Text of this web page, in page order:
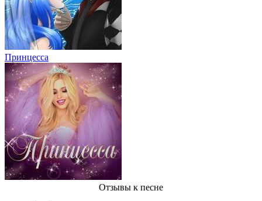
Принцесса
Отзывы к песне